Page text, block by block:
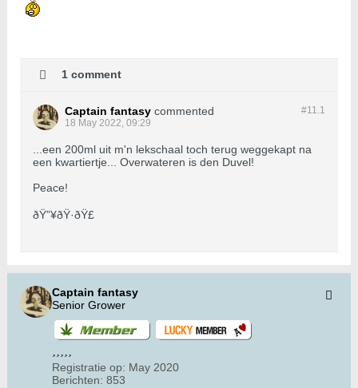
1 comment
#11.1
Captain fantasy commented
18 May 2022, 09:29
...een 200ml uit m'n lekschaal toch terug weggekapt na
een kwartiertje... Overwateren is den Duvel!
Peace!
ðŸ”¥ðŸ·ðŸ£
Captain fantasy
Senior Grower
Registratie op: May 2020
Berichten: 853